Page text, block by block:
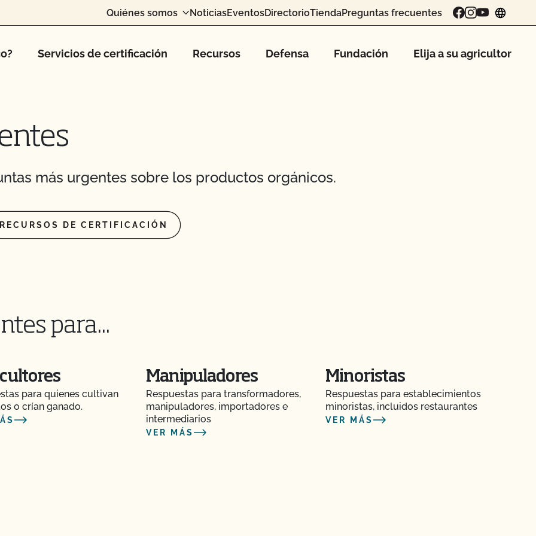
Quiénes somos NoticiasEventosDirectorioTiendaPreguntas frecuentes
Servicios de certificación Recursos Defensa Fundación Elija a su agricultor
más urgentes sobre los productos orgánicos.
RECURSOS DE CERTIFICACIÓN
para...
para quienes cultivan
o crían ganado.
Manipuladores
Respuestas para transformadores,
manipuladores, importadores e
intermediarios
VER MÁS
Minoristas
Respuestas para establecimientos
minoristas, incluidos restaurantes
VER MÁS
y pagar en
cómo mantener
acceso al mercado
CCOF cuesta más
Certificación de
y
orgánica?